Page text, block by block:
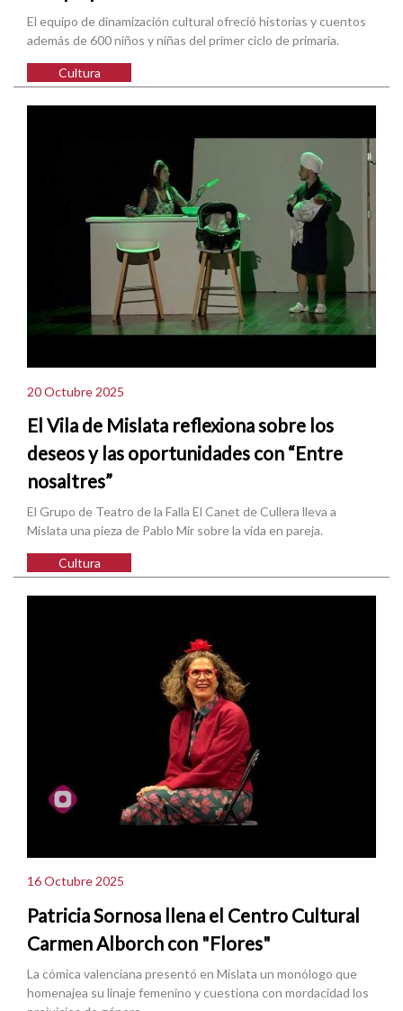
El equipo de dinamización cultural ofreció historias y cuentos
además de 600 niños y niñas del primer ciclo de primaria.
Cultura
20 Octubre 2025
El Vila de Mislata reflexiona sobre los
deseos y las oportunidades con “Entre
nosaltres”
El Grupo de Teatro de la Falla El Canet de Cullera lleva a
Mislata una pieza de Pablo Mir sobre la vida en pareja.
Cultura
16 Octubre 2025
Patricia Sornosa llena el Centro Cultural
Carmen Alborch con "Flores"
La cómica valenciana presentó en Mislata un monólogo que
homenajea su linaje femenino y cuestiona con mordacidad los